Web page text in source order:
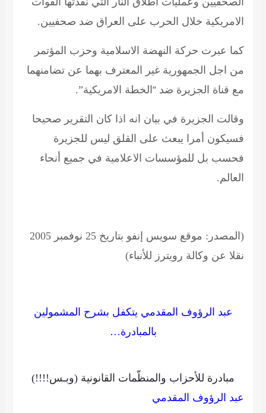
الامريكية خلال الحرب على العراق ضد صحفيين.
كما عبرت حركة النهضة الاسلامية وحزب المؤتمر
من اجل الجمهورية غير المعترف بهما عن تضامنهما
مع قناة الجزيرة ضد “الخطة الامريكية.”
وقالت الجزيرة في بيان انه اذا كان التقرير صحيحا
فسيكون أمرا يبعث على القلق ليس للجزيرة
فحسب بل للمؤسسات الاعلامية في جميع أنحاء
العالم .
(المصدر: موقع سويس إنفو بتاريخ 25 نوفمبر 2005
نقلا عن وكالة رويترز للأنباء)
عبد الرؤوف المقدمي يتكفل بشرح المشمولين
بالمبادرة…
مبادرة للأحزاب والمنظّمات القانونية (وبـس!!!!)
عبد الرؤوف المقدمي